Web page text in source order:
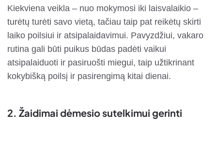
Kiekviena veikla – nuo mokymosi iki laisvalaikio –
turėtų turėti savo vietą, tačiau taip pat reikėtų skirti
laiko poilsiui ir atsipalaidavimui. Pavyzdžiui, vakaro
rutina gali būti puikus būdas padėti vaikui
atsipalaiduoti ir pasiruošti miegui, taip užtikrinant
kokybišką poilsį ir pasirengimą kitai dienai.
2. Žaidimai dėmesio sutelkimui gerinti